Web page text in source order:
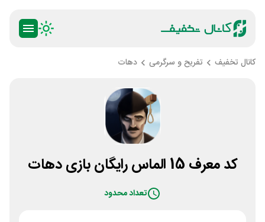
کانال تخفیف تفریح و سرگرمی دهات
کد معرف 15 الماس رایگان بازی دهات
تعداد محدود